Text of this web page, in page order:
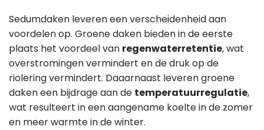
Sedumdaken leveren een verscheidenheid aan
voordelen op. Groene daken bieden in de eerste
plaats het voordeel van regenwaterretentie, wat
overstromingen vermindert en de druk op de
riolering vermindert. Daaarnaast leveren groene
daken een bijdrage aan de temperatuurregulatie,
wat resulteert in een aangename koelte in de zomer
en meer warmte in de winter.